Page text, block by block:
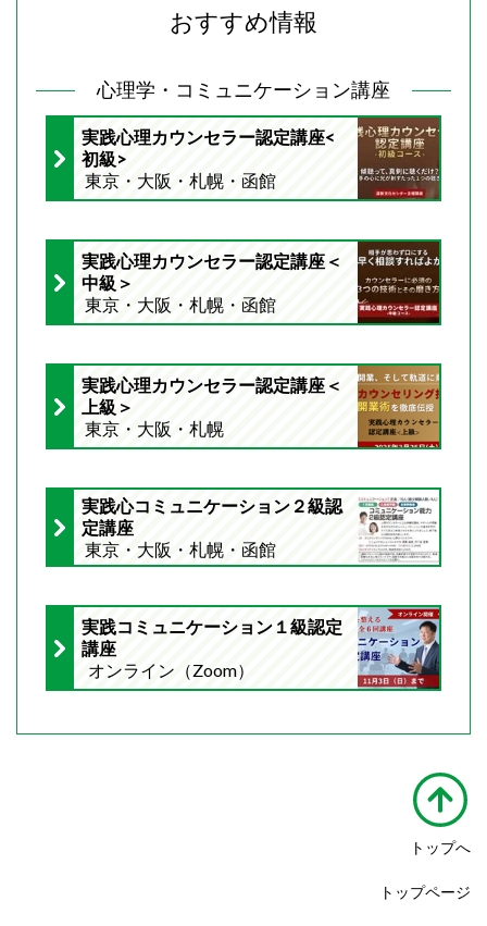
おすすめ情報
心理学・コミュニケーション講座
実践心理カウンセラー認定講座<
初級>
東京・大阪・札幌・函館
実践心理カウンセラー認定講座＜
中級＞
東京・大阪・札幌・函館
実践心理カウンセラー認定講座＜
上級＞
東京・大阪・札幌
実践心コミュニケーション２級認
定講座
東京・大阪・札幌・函館
実践コミュニケーション１級認定
講座
オンライン（Zoom）
トップへ
トップページ